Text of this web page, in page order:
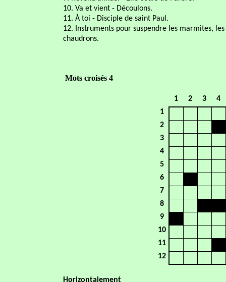
10. Va et vient - Découlons.
11. À toi - Disciple de saint Paul.
12. Instruments pour suspendre les marmites, les
chaudrons.
Mots croisés 4
1 2 3
4
1
2
3
4
5
6
7
8
9
10
11
12
Horizontalement